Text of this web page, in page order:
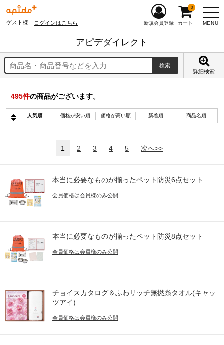
ゲスト様 ログインはこちら MENU
新規会員登録 カート
0
アピデダイレクト
詳細検索
495件の商品がございます。
人気順 価格が安い順 価格が高い順 新着順 商品名順
1 2 3 4 5 次へ>>
本当に必要なものが揃ったペット防災6点セット
会員価格は会員様のみ公開
本当に必要なものが揃ったペット防災8点セット
会員価格は会員様のみ公開
チョイスカタログ＆ふわリッチ無撚糸タオル(キャッ
ツアイ)
会員価格は会員様のみ公開